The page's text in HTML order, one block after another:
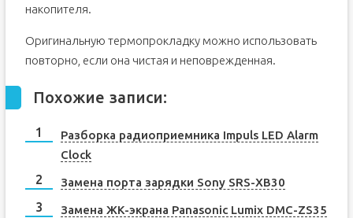
накопителя.
Оригинальную термопрокладку можно использовать
повторно, если она чистая и неповрежденная.
Похожие записи:
Разборка радиоприемника Impuls LED Alarm
Clock
Замена порта зарядки Sony SRS-XB30
Замена ЖК-экрана Panasonic Lumix DMC-ZS35